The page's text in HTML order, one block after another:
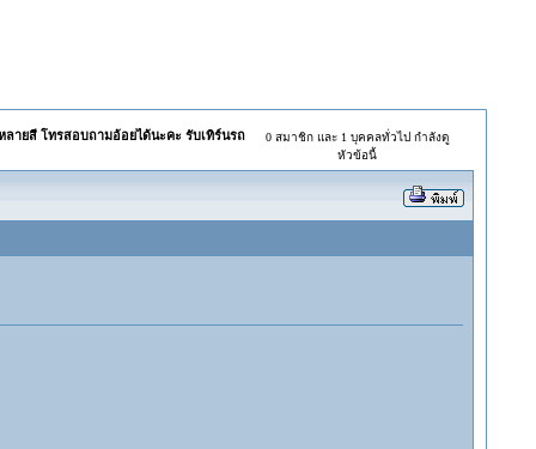
ลายสี โทรสอบถามอ้อยได้นะคะ รับเทิร์นรถ
0 สมาชิก และ 1 บุคคลทั่วไป กำลังดู
หัวข้อนี้